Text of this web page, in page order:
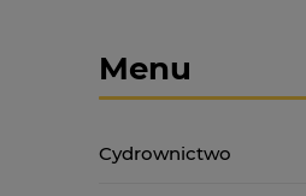
Menu
Cydrownictwo